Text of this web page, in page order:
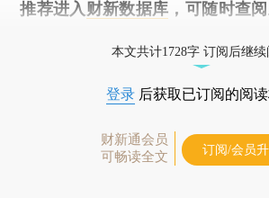
推荐进入 财新数据库 ，可随时查
本文共计1728字 订阅后继
登录 后获取已订阅的阅
财新通会员
可畅读全文
订阅/会员